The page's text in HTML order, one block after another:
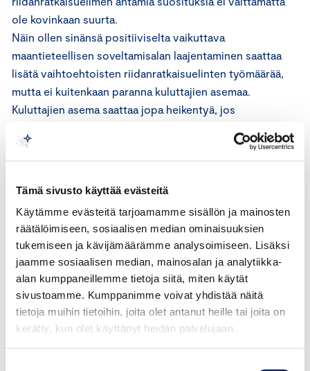
Tämä sivusto käyttää evästeitä
Käytämme evästeitä tarjoamamme sisällön ja mainosten
räätälöimiseen, sosiaalisen median ominaisuuksien
tukemiseen ja kävijämäärämme analysoimiseen. Lisäksi
jaamme sosiaalisen median, mainosalan ja analytiikka-
alan kumppaneillemme tietoja siitä, miten käytät
sivustoamme. Kumppanimme voivat yhdistää näitä
tietoja muihin tietoihin, joita olet antanut heille tai joita on
kerätty, kun olet käyttänyt heidän palvelujaan.
ole kovinkaan suurta.
Näin ollen sinänsä positiiviselta vaikuttava
maantieteellisen soveltamisalan laajentaminen saattaa
lisätä vaihtoehtoisten riidanratkaisuelinten työmäärää,
mutta ei kuitenkaan paranna kuluttajien asemaa.
Kuluttajien asema saattaa jopa heikentyä, jos
hidastuu. Riitojen ratkaisun hidastuminen ei ole
myöskään elinkeinonharjoittajien etu.
Aineellisen soveltamisalan laajentamiseen
Keskuskauppakamari suhtautuu pidättyväisesti.
Soveltamisalan mahdollisen laajentamisen yhteydessä
tulee joka tapauksessa turvata vaihtoehtoisten
riidanratkaisuelinten riittävät resurssit.
Elinkeinonharjoittajan vastaamisvelvollisuus